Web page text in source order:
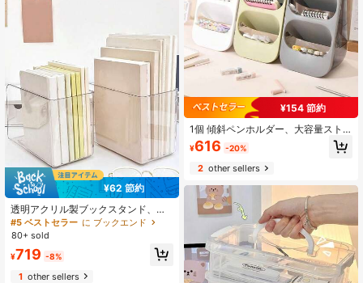
¥62 節約
透明アクリル製ブックスタンド、デ
スクトップブックファイル収納ディ
バイダー、学生デスクとオフィスオ
#5 ベストセラー に ブックエンド
80+ sold
¥719 -8%
1other sellers
¥154 節約
1個 傾斜ペンホルダー、大容量スト
レージボックス、多機能ラグジュア
リーデスクトップオーガナイザー、
コスメホルダー、メイクアップバニ
ティオーガナイザー、キッチン水切
りラック、コスメ(フェイスマスク、
メイクブラシ、眉鉛筆、くし、メイ
クスポンジ、口紅、アイシャドウパ
レット、パウダーパフ、クリームな
ど)、文房具デスクトップストレージ
(絵筆、鉛筆、ノート、教室のメモ帳
など)、多層仕切りオーガナイザーボ
ックス、箸立て
¥616 -20%
2other sellers